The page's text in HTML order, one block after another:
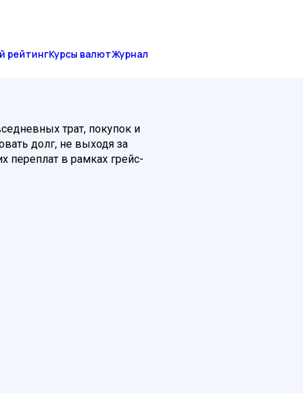
рейтингКурсы валютЖурнал
трат, покупок и
долг, не выходя за
переплат в рамках грейс-